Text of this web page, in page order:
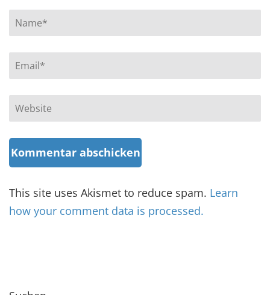
Name*
Email*
Website
This site uses Akismet to reduce spam. Learn
how your comment data is processed.